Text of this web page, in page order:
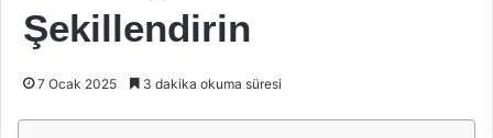
Şekillendirin
7 Ocak 2025 3 dakika okuma süresi